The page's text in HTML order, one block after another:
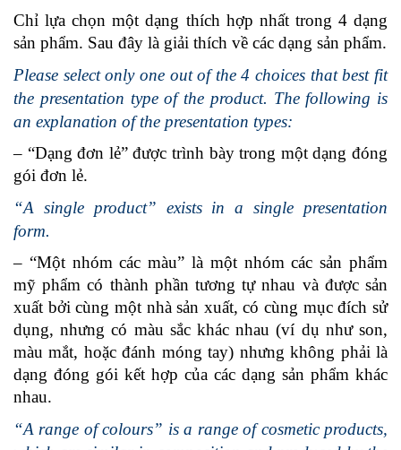
Chỉ lựa chọn một dạng thích hợp nhất trong 4 dạng
sản phẩm. Sau đây là giải thích về các dạng sản phẩm.
Please select only one out of the 4 choices that best fit
the presentation type of the product. The following is
an explanation of the presentation types:
– “Dạng đơn lẻ” được trình bày trong một dạng đóng
gói đơn lẻ.
“A single product” exists in a single presentation
form.
– “Một nhóm các màu” là một nhóm các sản phẩm
mỹ phẩm có thành phần tương tự nhau và đ­ược sản
xuất bởi cùng một nhà sản xuất, có cùng mục đích sử
dụng, nhưng có màu sắc khác nhau (ví dụ như son,
màu mắt, hoặc đánh móng tay) nhưng không phải là
dạng đóng gói kết hợp của các dạng sản phẩm khác
nhau.
“A range of colours” is a range of cosmetic products,